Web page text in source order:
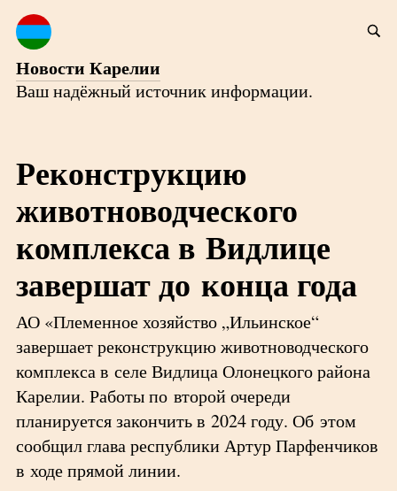
Новости Карелии
Ваш надёжный источник информации.
Реконструкцию
животноводческого
комплекса в Видлице
завершат до конца года
АО «Племенное хозяйство „Ильинское“
завершает реконструкцию животноводческого
комплекса в селе Видлица Олонецкого района
Карелии. Работы по второй очереди
планируется закончить в 2024 году. Об этом
сообщил глава республики Артур Парфенчиков
в ходе прямой линии.